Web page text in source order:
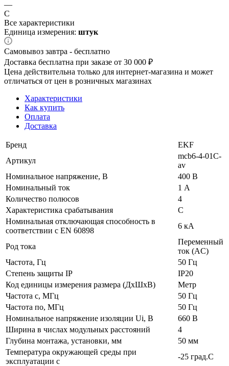
—
C
Все характеристики
Единица измерения: штук
Самовывоз завтра - бесплатно
Доставка бесплатна при заказе от 30 000 ₽
Цена действительна только для интернет-магазина и может
отличаться от цен в розничных магазинах
Характеристики
Как купить
Оплата
Доставка
Бренд
EKF
Артикул
mcb6-4-01C-
av
Номинальное напряжение, В
400 В
Номинальный ток
1 А
Количество полюсов
4
Характеристика срабатывания
C
Номинальная отключающая способность в
соответствии с EN 60898
6 кА
Род тока
Переменный
ток (AC)
Частота, Гц
50 Гц
Степень защиты IP
IP20
Код единицы измерения размера (ДхШхВ)
Метр
Частота с, МГц
50 Гц
Частота по, МГц
50 Гц
Номинальное напряжение изоляции Ui, В
660 В
Ширина в числах модульных расстояний
4
Глубина монтажа, установки, мм
50 мм
Температура окружающей среды при
эксплуатации с
-25 град.C